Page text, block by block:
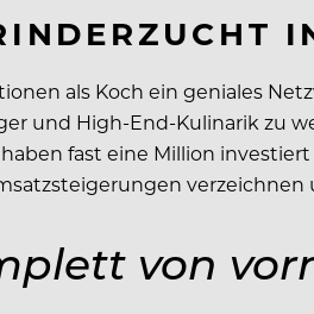
als Koch ein geniales
und High-End-Kulinarik zu
haben fast eine Million
von